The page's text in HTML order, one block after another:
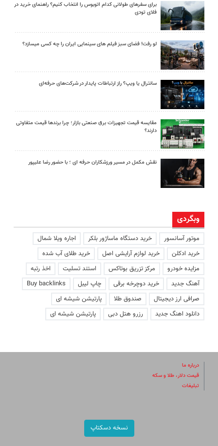
برای سفرهای طولانی کدام اتوبوس را انتخاب کنیم؟ راهنمای خرید در
فلای تودی
لو رفت! فضای سبز فیلم های سینمایی ایران را چه کسی میسازد؟
سانترال یا ویپ؟ راز ارتباطات پایدار در شرکت‌های حرفه‌ای
مقایسه قیمت تجهیزات برق صنعتی بازار؛ چرا برندها قیمت متفاوتی
دارند؟
نقش مکمل در مسیر ورزشکاران حرفه ای ؛ با حضور رضا علیپور
وبگردی
موتور آسانسور خرید دستگاه ماساژور بلکر
اجاره ویلا شمال
خرید ادکلن
خرید لوازم آرایشی اصل
خرید طلای آب شده
مزایده خودرو
مرکز تزریق بوتاکس استند تسلیت
اخذ رتبه
آهنگ جدید
خرید دوچرخه برقی چاپ لیبل
Buy backlinks
صرافی ارز دیجیتال
صندوق طلا
پارتیشن شیشه ای
دانلود اهنگ جدید
رزرو هتل دبی پارتیشن شیشه ای
درباره ما
قیمت دلار، طلا و سکه
تبلیغات
نسخه دسکتاپ